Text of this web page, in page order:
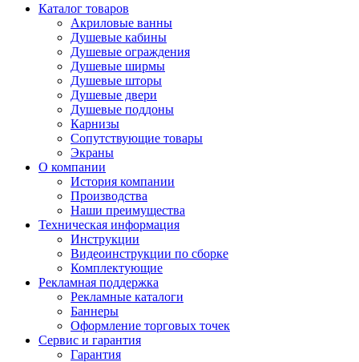
Каталог товаров
Акриловые ванны
Душевые кабины
Душевые ограждения
Душевые ширмы
Душевые шторы
Душевые двери
Душевые поддоны
Карнизы
Сопутствующие товары
Экраны
О компании
История компании
Производства
Наши преимущества
Техническая информация
Инструкции
Видеоинструкции по сборке
Комплектующие
Рекламная поддержка
Рекламные каталоги
Баннеры
Оформление торговых точек
Сервис и гарантия
Гарантия